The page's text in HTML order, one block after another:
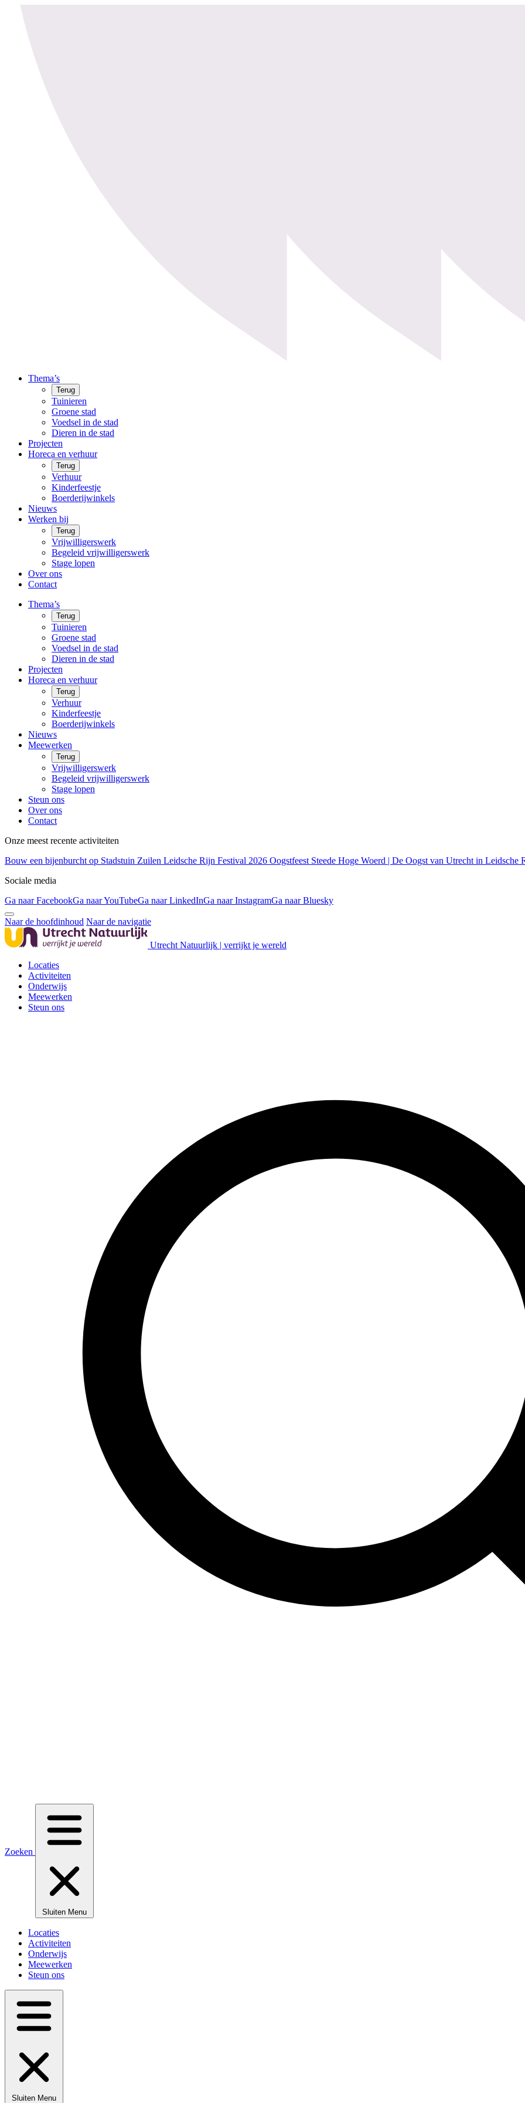
Thema’s
Terug
Tuinieren
Groene stad
Voedsel in de stad
Dieren in de stad
Projecten
Horeca en verhuur
Terug
Verhuur
Kinderfeestje
Boerderijwinkels
Nieuws
Werken bij
Terug
Vrijwilligerswerk
Begeleid vrijwilligerswerk
Stage lopen
Over ons
Contact
Thema’s
Terug
Tuinieren
Groene stad
Voedsel in de stad
Dieren in de stad
Projecten
Horeca en verhuur
Terug
Verhuur
Kinderfeestje
Boerderijwinkels
Nieuws
Meewerken
Terug
Vrijwilligerswerk
Begeleid vrijwilligerswerk
Stage lopen
Steun ons
Over ons
Contact
Onze meest recente activiteiten
Bouw een bijenburcht op Stadstuin Zuilen Leidsche Rijn Festival 2026 Oogstfeest Steede Hoge Woerd | De Oogst van Utrecht in Leidsche
Sociale media
Ga naar FacebookGa naar YouTubeGa naar LinkedInGa naar InstagramGa naar Bluesky
Naar de hoofdinhoud Naar de navigatie
Utrecht Natuurlijk | verrijkt je wereld
Locaties
Activiteiten
Onderwijs
Meewerken
Steun ons
Zoeken
Sluiten Menu
Locaties
Activiteiten
Onderwijs
Meewerken
Steun ons
Sluiten Menu